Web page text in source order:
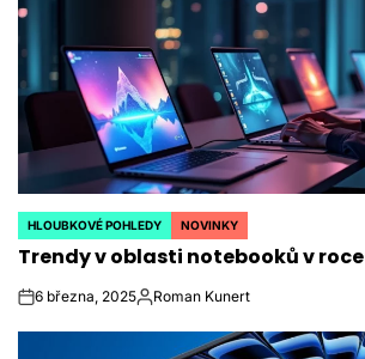
POSTED
IN
HLOUBKOVÉ POHLEDY NOVINKY
Trendy v oblasti notebooků v roce
on6 března, 2025AutorRoman Kunert